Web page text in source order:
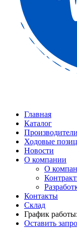
Главная
Каталог
Производители
Ходовые
Новости
О компании
О
Контакты
Склад
График
Оставить